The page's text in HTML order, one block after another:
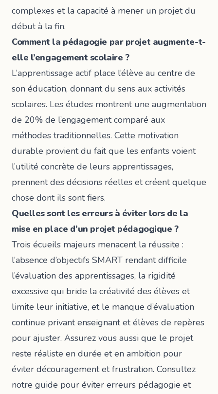
complexes et la capacité à mener un projet du
début à la fin.
Comment la pédagogie par projet augmente-t-
elle l’engagement scolaire ?
L’apprentissage actif place l’élève au centre de
son éducation, donnant du sens aux activités
scolaires. Les études montrent une augmentation
de 20% de l’engagement comparé aux
méthodes traditionnelles. Cette motivation
durable provient du fait que les enfants voient
l’utilité concrète de leurs apprentissages,
prennent des décisions réelles et créent quelque
chose dont ils sont fiers.
Quelles sont les erreurs à éviter lors de la
mise en place d’un projet pédagogique ?
Trois écueils majeurs menacent la réussite :
l’absence d’objectifs SMART rendant difficile
l’évaluation des apprentissages, la rigidité
excessive qui bride la créativité des élèves et
limite leur initiative, et le manque d’évaluation
continue privant enseignant et élèves de repères
pour ajuster. Assurez vous aussi que le projet
reste réaliste en durée et en ambition pour
éviter découragement et frustration. Consultez
notre guide pour éviter erreurs pédagogie et